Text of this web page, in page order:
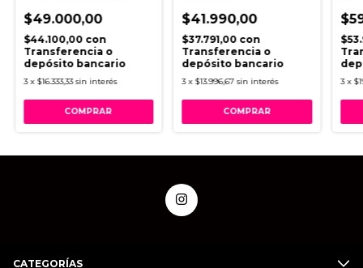
$49.000,00
$44.100,00 con
Transferencia o
depósito bancario
3 x $16.333,33 sin interés
$41.990,00
$37.791,00 con
Transferencia o
depósito bancario
3 x $13.996,67 sin interés 3 x
CATEGORÍAS